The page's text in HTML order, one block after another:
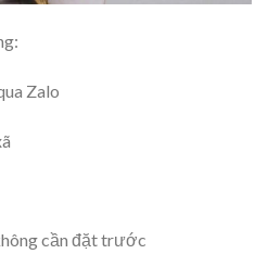
Zalo
cần đặt trước